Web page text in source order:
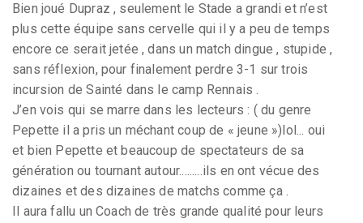
Bien joué Dupraz , seulement le Stade a grandi et n’est
plus cette équipe sans cervelle qui il y a peu de temps
encore ce serait jetée , dans un match dingue , stupide ,
sans réflexion, pour finalement perdre 3-1 sur trois
incursion de Sainté dans le camp Rennais .
J’en vois qui se marre dans les lecteurs : ( du genre
Pepette il a pris un méchant coup de « jeune »)lol... oui
et bien Pepette et beaucoup de spectateurs de sa
génération ou tournant autour.........ils en ont vécue des
dizaines et des dizaines de matchs comme ça .
Il aura fallu un Coach de très grande qualité pour leurs